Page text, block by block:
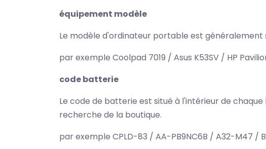
équipement modèle
Le modèle d'ordinateur portable est généralement
par exemple Coolpad 7019 / Asus K53SV / HP
code batterie
Le code de batterie est situé à l'intérieur de
recherche de la boutique.
par exemple CPLD-83 / AA-PB9NC6B / A32-M47 /